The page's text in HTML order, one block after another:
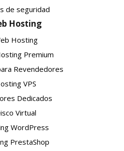
de seguridad
Hosting
Hosting
Premium
Revendedores
VPS
Dedicados
Virtual
WordPress
PrestaShop